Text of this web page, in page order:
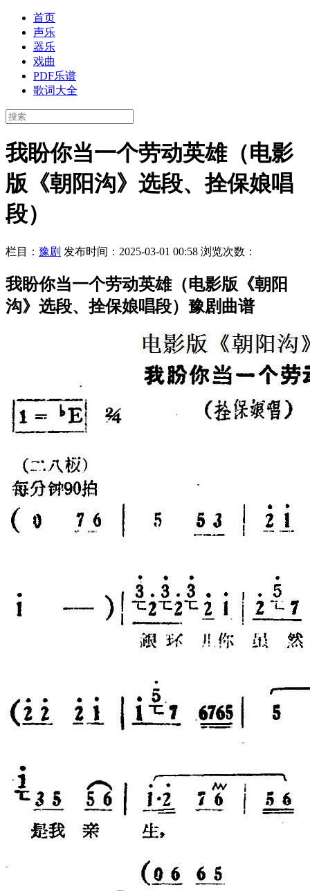
首页
声乐
器乐
戏曲
PDF乐谱
歌词大全
我盼你当一个劳动英雄（电影
版《朝阳沟》选段、拴保娘唱
段）
栏目： 豫剧 发布时间：2025-03-01 00:58 浏览次数：
我盼你当一个劳动英雄（电影版《朝阳
沟》选段、拴保娘唱段）豫剧曲谱